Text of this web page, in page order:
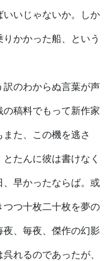
いじゃないか。しか
りかかった船、という
のわからぬ言葉が声
稿料でもって新作家
た、この機を逃さ
たんに彼は書けなく
早かったならば。或
つ十枚二十枚を夢の
夜、毎夜、傑作の幻影
れるのであったが、